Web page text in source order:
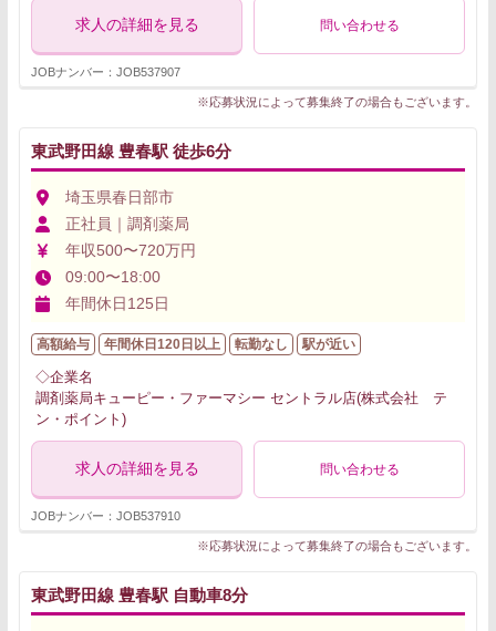
求人の詳細を見る 問い合わせる
JOBナンバー：JOB537907
※応募状況によって募集終了の場合もございます。
東武野田線 豊春駅 徒歩6分
埼玉県春日部市
正社員｜調剤薬局
年収500〜720万円
09:00〜18:00
年間休日125日
高額給与 年間休日120日以上 転勤なし 駅が近い
◇企業名
調剤薬局キューピー・ファーマシー セントラル店(株式会社 テ
ン・ポイント)
求人の詳細を見る 問い合わせる
JOBナンバー：JOB537910
※応募状況によって募集終了の場合もございます。
東武野田線 豊春駅 自動車8分